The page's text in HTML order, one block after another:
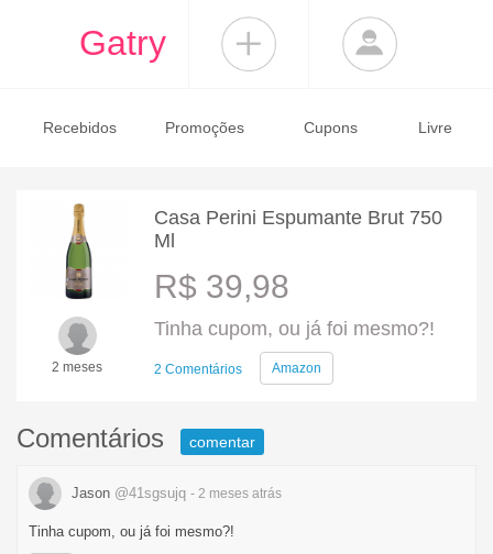
Gatry
Recebidos Promoções Cupons Livre
2 meses
Casa Perini Espumante Brut 750
Ml
R$ 39,98
Tinha cupom, ou já foi mesmo?!
2 Comentários Amazon
Comentários comentar
Jason @41sgsujq - 2 meses atrás
Tinha cupom, ou já foi mesmo?!